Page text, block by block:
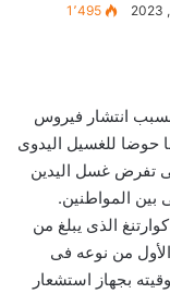
1٬495
انتشار فيروس
حوضا للغسيل اليدوى
تفرض غسل اليدين
الذى يبلغ من
الأول من نوعه فى
بجهاز استشعار